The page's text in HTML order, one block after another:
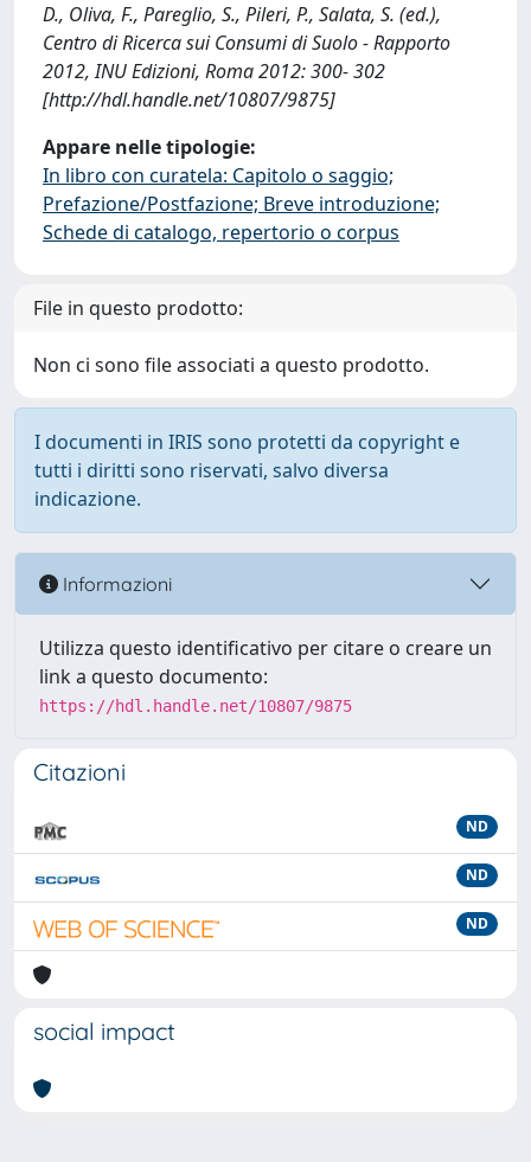
D., Oliva, F., Pareglio, S., Pileri, P., Salata, S. (ed.),
Centro di Ricerca sui Consumi di Suolo - Rapporto
2012, INU Edizioni, Roma 2012: 300- 302
[http://hdl.handle.net/10807/9875]
Appare nelle tipologie:
In libro con curatela: Capitolo o saggio;
Prefazione/Postfazione; Breve introduzione;
Schede di catalogo, repertorio o corpus
File in questo prodotto:
Non ci sono file associati a questo prodotto.
I documenti in IRIS sono protetti da copyright e
tutti i diritti sono riservati, salvo diversa
indicazione.
Informazioni
Utilizza questo identificativo per citare o creare un
link a questo documento:
https://hdl.handle.net/10807/9875
Citazioni
ND
ND
ND
social impact